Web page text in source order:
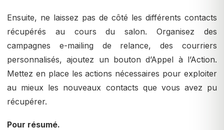
Ensuite, ne laissez pas de côté les différents contacts
récupérés au cours du salon. Organisez des
campagnes e-mailing de relance, des courriers
personnalisés, ajoutez un bouton d’Appel à l’Action.
Mettez en place les actions nécessaires pour exploiter
au mieux les nouveaux contacts que vous avez pu
récupérer.
Pour résumé.